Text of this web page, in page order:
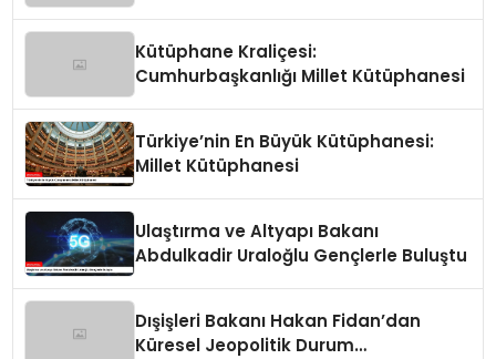
Kütüphane Kraliçesi:
Cumhurbaşkanlığı Millet Kütüphanesi
Türkiye’nin En Büyük Kütüphanesi:
Millet Kütüphanesi
Ulaştırma ve Altyapı Bakanı
Abdulkadir Uraloğlu Gençlerle Buluştu
Dışişleri Bakanı Hakan Fidan’dan
Küresel Jeopolitik Durum